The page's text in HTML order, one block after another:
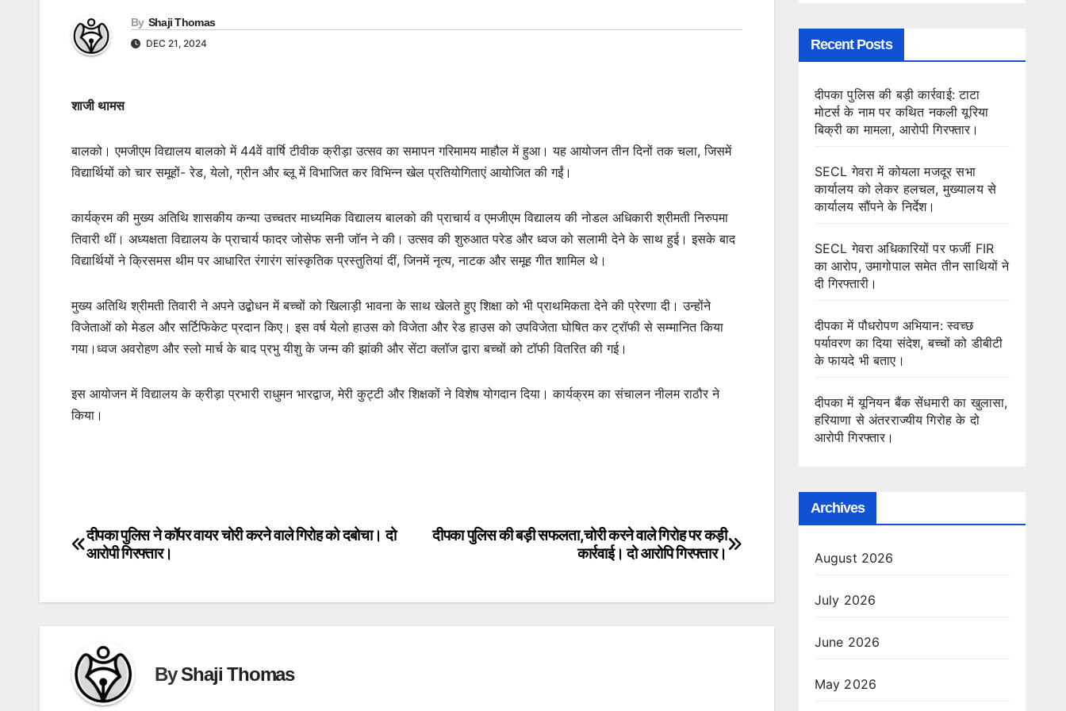
By Shaji Thomas
DEC 21, 2024
शाजी थामस
बालको। एमजीएम विद्यालय बालको में 44वें वार्षि टीवीक क्रीड़ा उत्सव का समापन गरिमामय माहौल में हुआ। यह आयोजन तीन दिनों तक चला, जिसमें
विद्यार्थियों को चार समूहों- रेड, येलो, ग्रीन और ब्लू में विभाजित कर विभिन्न खेल प्रतियोगिताएं आयोजित की गईं।
कार्यक्रम की मुख्य अतिथि शासकीय कन्या उच्चतर माध्यमिक विद्यालय बालको की प्राचार्य व एमजीएम विद्यालय की नोडल अधिकारी श्रीमती निरुपमा
तिवारी थीं। अध्यक्षता विद्यालय के प्राचार्य फादर जोसेफ सनी जॉन ने की। उत्सव की शुरुआत परेड और ध्वज को सलामी देने के साथ हुई। इसके बाद
विद्यार्थियों ने क्रिसमस थीम पर आधारित रंगारंग सांस्कृतिक प्रस्तुतियां दीं, जिनमें नृत्य, नाटक और समूह गीत शामिल थे।
मुख्य अतिथि श्रीमती तिवारी ने अपने उद्बोधन में बच्चों को खिलाड़ी भावना के साथ खेलते हुए शिक्षा को भी प्राथमिकता देने की प्रेरणा दी। उन्होंने
विजेताओं को मेडल और सर्टिफिकेट प्रदान किए। इस वर्ष येलो हाउस को विजेता और रेड हाउस को उपविजेता घोषित कर ट्रॉफी से सम्मानित किया
गया।ध्वज अवरोहण और स्लो मार्च के बाद प्रभु यीशु के जन्म की झांकी और सेंटा क्लॉज द्वारा बच्चों को टॉफी वितरित की गई।
इस आयोजन में विद्यालय के क्रीड़ा प्रभारी राधुमन भारद्वाज, मेरी कुट्टी और शिक्षकों ने विशेष योगदान दिया। कार्यक्रम का संचालन नीलम राठौर ने
किया।
Post
दीपका पुलिस की बड़ी सफलता,चोरी करने वाले गिरोह पर कड़ी
कार्रवाई। दो आरोपि गिरफ्तार।
दीपका पुलिस ने कॉपर वायर चोरी करने वाले गिरोह को दबोचा। दो
आरोपी गिरफ्तार।
ByShaji Thomas
Recent Posts
दीपका पुलिस की बड़ी कार्रवाई: टाटा
मोटर्स के नाम पर कथित नकली यूरिया
बिक्री का मामला, आरोपी गिरफ्तार।
SECL गेवरा में कोयला मजदूर सभा
कार्यालय को लेकर हलचल, मुख्यालय से
कार्यालय सौंपने के निर्देश।
SECL गेवरा अधिकारियों पर फर्जी FIR
का आरोप, उमागोपाल समेत तीन साथियों ने
दी गिरफ्तारी।
दीपका में पौधरोपण अभियान: स्वच्छ
पर्यावरण का दिया संदेश, बच्चों को डीबीटी
के फायदे भी बताए।
दीपका में यूनियन बैंक सेंधमारी का खुलासा,
हरियाणा से अंतरराज्यीय गिरोह के दो
आरोपी गिरफ्तार।
Archives
August 2026
July 2026
June 2026
May 2026